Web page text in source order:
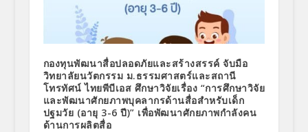
กองทุนพัฒนาสื่อปลอดภัยและสร้างสรรค์ จับมือ
วิทยาลัยนวัตกรรม ม.ธรรมศาสตร์และสถานี
โทรทัศน์ ไทยพีบีเอส ศึกษาวิจัยเรื่อง “การศึกษาวิจัย
และพัฒนาศักยภาพบุคลากรด้านสื่อสำหรับเด็ก
ปฐมวัย (อายุ 3-6 ปี)” เพื่อพัฒนาศักยภาพกำลังคน
ด้านการผลิตสื่อ